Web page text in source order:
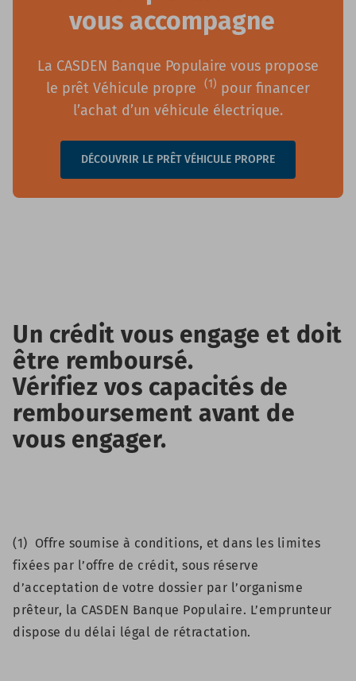
vous accompagne
La CASDEN Banque Populaire vous propose
le prêt Véhicule propre
(1) pour financer
l’achat d’un véhicule électrique.
DÉCOUVRIR LE PRÊT VÉHICULE PROPRE
Un crédit vous engage et doit
être remboursé.
Vérifiez vos capacités de
remboursement avant de
vous engager.
(1) Offre soumise à conditions, et dans les limites
fixées par l’offre de crédit, sous réserve
d’acceptation de votre dossier par l’organisme
prêteur, la CASDEN Banque Populaire. L’emprunteur
dispose du délai légal de rétractation.